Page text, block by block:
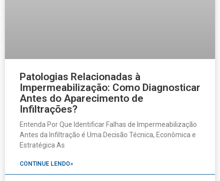
Patologias Relacionadas à
Impermeabilização: Como Diagnosticar
Antes do Aparecimento de
Infiltrações?
Entenda Por Que Identificar Falhas de Impermeabilização
Antes da Infiltração é Uma Decisão Técnica, Econômica e
Estratégica As
CONTINUE LENDO»